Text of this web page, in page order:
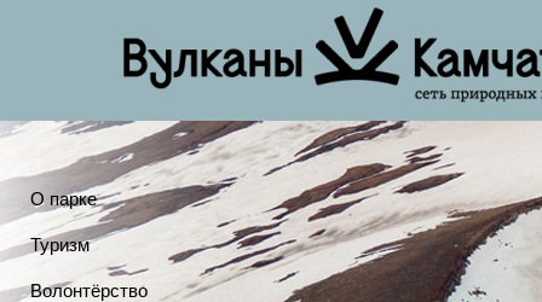
О парке
Туризм
Волонтёрство